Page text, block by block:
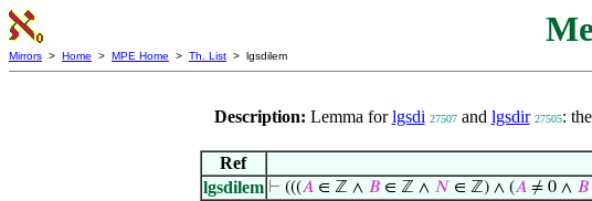
Mirrors > Home > MPE Home > Th. List > lgsdilem
Description: Lemma forlgsdi 27507and lgsdir 27505:
Ref
lgsdilem ⊢ (((𝐴∈ ℤ ∧ 𝐵∈ ℤ ∧ 𝑁 ∈ ℤ) ∧ (𝐴≠ 0 ∧ 𝐵